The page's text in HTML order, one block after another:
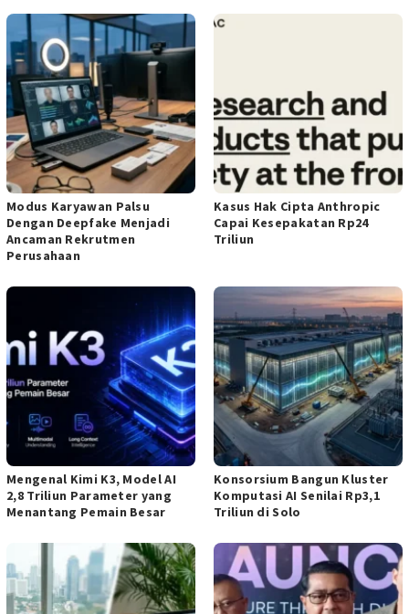
Modus Karyawan Palsu
Dengan Deepfake Menjadi
Ancaman Rekrutmen
Perusahaan
Kasus Hak Cipta Anthropic
Capai Kesepakatan Rp24
Triliun
Mengenal Kimi K3, Model AI
2,8 Triliun Parameter yang
Menantang Pemain Besar
Konsorsium Bangun Kluster
Komputasi AI Senilai Rp3,1
Triliun di Solo